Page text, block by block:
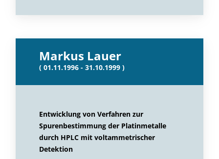
Markus Lauer
( 01.11.1996 - 31.10.1999 )
Entwicklung von Verfahren zur
Spurenbestimmung der Platinmetalle
durch HPLC mit voltammetrischer
Detektion